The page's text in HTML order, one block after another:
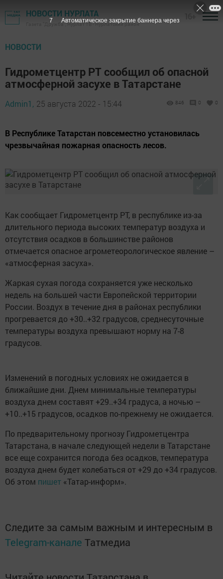
НОВОСТИ НУРЛАТА
Газета "Дружба", Нурлат ТВ - Нурлатский район
НОВОСТИ
Гидрометцентр РТ сообщил об опасной
атмосферной засухе в Татарстане
Admin1, 25 августа 2022 - 15:44 846 0 0
В Республике Татарстан повсеместно установилась
чрезвычайная пожарная опасность лесов.
Как сообщает Гидрометцентр РТ, в республике из-за
длительного периода высоких температур воздуха и
отсутствия осадков в большинстве районов
отмечается опасное агрометеорологическое явление –
«атмосферная засуха».
Жаркая сухая погода сохраняется уже несколько
недель на большей части Европейской территории
России. Воздух в течение дня в районах республики
прогревается до +30..+32 градусов, среднесуточные
температуры воздуха превышают норму на 7-8
градусов.
Изменений в погодных условиях не ожидается в
ближайшие дни. Днем минимальные температуры
воздуха днем составят +29..+34 градуса, а ночью –
+10..+15 градусов, осадков по-прежнему не ожидается.
По предварительному прогнозу Гидрометцентра
Татарстана, в начале следующей недели в Татарстане
все еще сохранится погода без осадков, температура
воздуха днем будет колебаться от +29 до +34 градусов.
Об этом пишет «Татар-информ».
Следите за самым важным и интересным в
Telegram-канале Татмедиа
6 Автоматическое закрытие баннера через